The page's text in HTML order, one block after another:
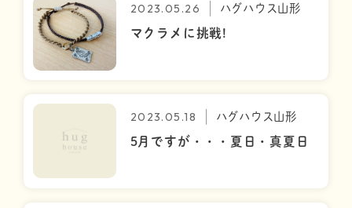
2023.05.26 ハグハウス山形
マクラメに挑戦!
2023.05.18 ハグハウス山形
5月ですが・・・夏日・真夏日